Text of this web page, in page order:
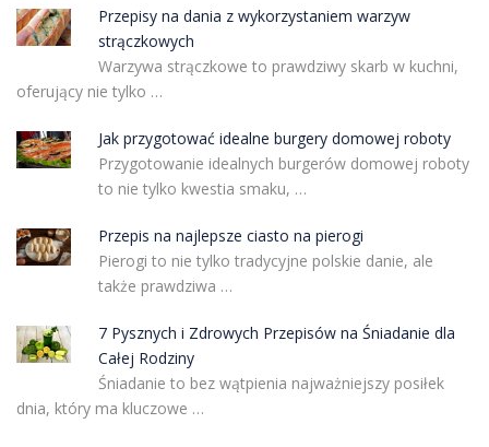
Przepisy na dania z wykorzystaniem warzyw
strączkowych
Warzywa strączkowe to prawdziwy skarb w kuchni,
oferujący nie tylko …
Jak przygotować idealne burgery domowej roboty
Przygotowanie idealnych burgerów domowej roboty
to nie tylko kwestia smaku, …
Przepis na najlepsze ciasto na pierogi
Pierogi to nie tylko tradycyjne polskie danie, ale
także prawdziwa …
7 Pysznych i Zdrowych Przepisów na Śniadanie dla
Całej Rodziny
Śniadanie to bez wątpienia najważniejszy posiłek
dnia, który ma kluczowe …